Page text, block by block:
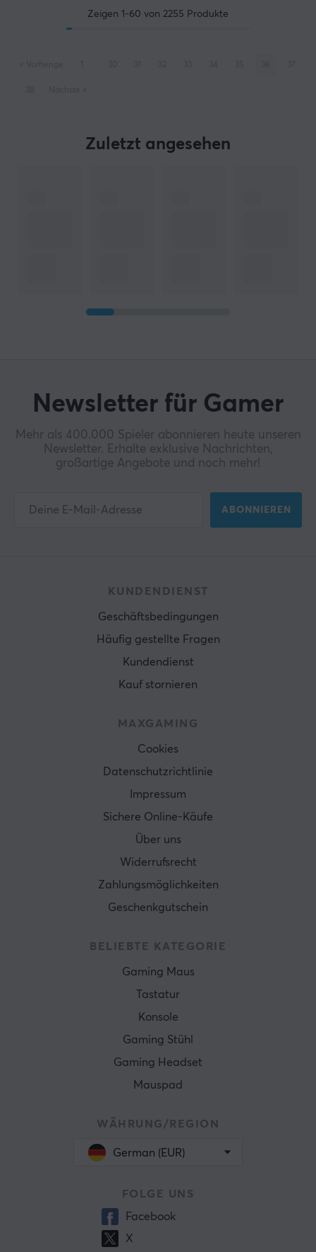
Zeigen 1-60 von 2255 Produkte
Zuletzt angesehen
Newsletter für Gamer
Mehr als 400.000 Spieler abonnieren heute unseren
Newsletter. Erhalte exklusive Nachrichten,
großartige Angebote und noch mehr!
ABONNIEREN
KUNDENDIENST
Geschäftsbedingungen
Häufig gestellte Fragen
Kundendienst
Kauf stornieren
MAXGAMING
Cookies
Datenschutzrichtlinie
Impressum
Sichere Online-Käufe
Über uns
Widerrufsrecht
Zahlungsmöglichkeiten
Geschenkgutschein
BELIEBTE KATEGORIE
Gaming Maus
Tastatur
Konsole
Gaming Stühl
Gaming Headset
Mauspad
WÄHRUNG/REGION
German (EUR)
FOLGE UNS
Facebook
X